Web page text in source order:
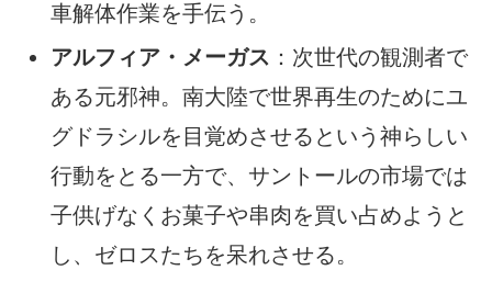
車解体作業を手伝う。
アルフィア・メーガス ：次世代の観測者で
ある元邪神。南大陸で世界再生のためにユ
グドラシルを目覚めさせるという神らしい
行動をとる一方で、サントールの市場では
子供げなくお菓子や串肉を買い占めようと
し、ゼロスたちを呆れさせる。